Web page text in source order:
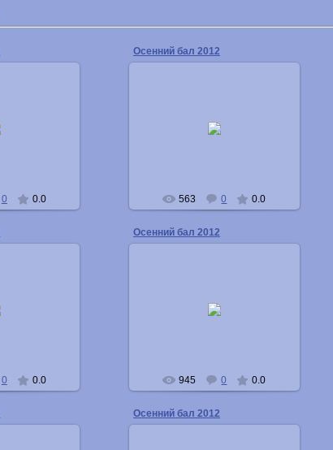
0 0.0
Осенний бал 2012
563 0 0.0
0 0.0
Осенний бал 2012
945 0 0.0
Осенний бал 2012